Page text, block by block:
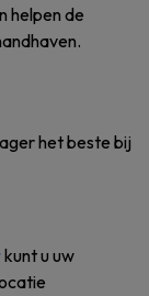
helpen de
het beste bij
kunt u uw